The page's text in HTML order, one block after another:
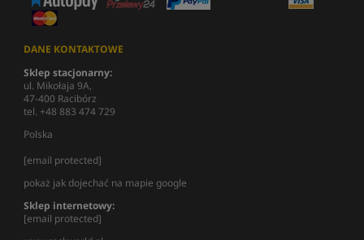
DANE KONTAKTOWE
Sklep stacjonarny:
ul. Mikołaja 9A,
47-400 Racibórz
tel. +48 883 474 729
Polska
[email protected]
pokaż jak dojechać na mapie google
Sklep internetowy:
[email protected]